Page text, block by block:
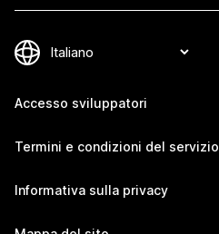
Accesso sviluppatori
Termini e condizioni del servizio
Informativa sulla privacy